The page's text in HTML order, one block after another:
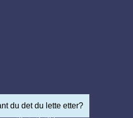
du det du lette etter?